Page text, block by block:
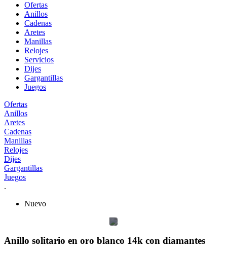
Ofertas
Anillos
Cadenas
Aretes
Manillas
Relojes
Servicios
Dijes
Gargantillas
Juegos
Ofertas
Anillos
Aretes
Cadenas
Manillas
Relojes
Dijes
Gargantillas
Juegos
.
Nuevo
Anillo solitario en oro blanco 14k con diamantes